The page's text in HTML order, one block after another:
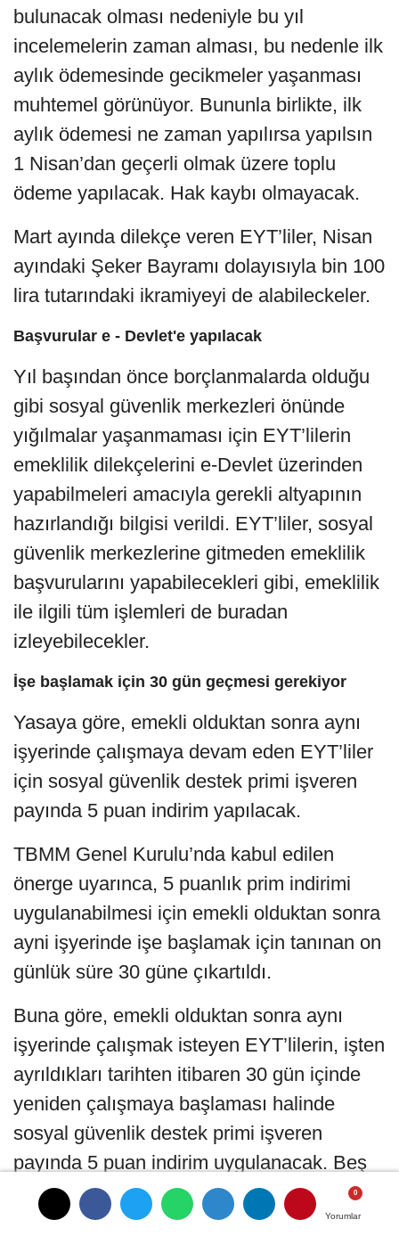
Yorumlar
Yorumlar
bulunacak olması nedeniyle bu yıl
incelemelerin zaman alması, bu nedenle ilk
aylık ödemesinde gecikmeler yaşanması
muhtemel görünüyor. Bununla birlikte, ilk
aylık ödemesi ne zaman yapılırsa yapılsın
1 Nisan’dan geçerli olmak üzere toplu
ödeme yapılacak. Hak kaybı olmayacak.
Mart ayında dilekçe veren EYT’liler, Nisan
ayındaki Şeker Bayramı dolayısıyla bin 100
lira tutarındaki ikramiyeyi de alabileckeler.
Başvurular e - Devlet'e yapılacak
Yıl başından önce borçlanmalarda olduğu
gibi sosyal güvenlik merkezleri önünde
yığılmalar yaşanmaması için EYT’lilerin
emeklilik dilekçelerini e-Devlet üzerinden
yapabilmeleri amacıyla gerekli altyapının
hazırlandığı bilgisi verildi. EYT’liler, sosyal
güvenlik merkezlerine gitmeden emeklilik
başvurularını yapabilecekleri gibi, emeklilik
ile ilgili tüm işlemleri de buradan
izleyebilecekler.
İşe başlamak için 30 gün geçmesi gerekiyor
Yasaya göre, emekli olduktan sonra aynı
işyerinde çalışmaya devam eden EYT’liler
için sosyal güvenlik destek primi işveren
payında 5 puan indirim yapılacak.
TBMM Genel Kurulu’nda kabul edilen
önerge uyarınca, 5 puanlık prim indirimi
uygulanabilmesi için emekli olduktan sonra
ayni işyerinde işe başlamak için tanınan on
günlük süre 30 güne çıkartıldı.
Buna göre, emekli olduktan sonra aynı
işyerinde çalışmak isteyen EYT’lilerin, işten
ayrıldıkları tarihten itibaren 30 gün içinde
yeniden çalışmaya başlaması halinde
sosyal güvenlik destek primi işveren
payında 5 puan indirim uygulanacak. Beş
puanlık prim indirimi, işçi işten ayrılıncaya
kadar devam edecek. Başka işyerinde